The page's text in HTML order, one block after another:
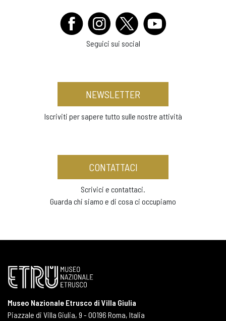
Seguici sui social
NEWSLETTER
Iscriviti per sapere tutto sulle nostre attività
CONTATTACI
Scrivici e contattaci.
Guarda chi siamo e di cosa ci occupiamo
Museo Nazionale Etrusco di Villa Giulia
Piazzale di Villa Giulia, 9 - 00196 Roma, Italia